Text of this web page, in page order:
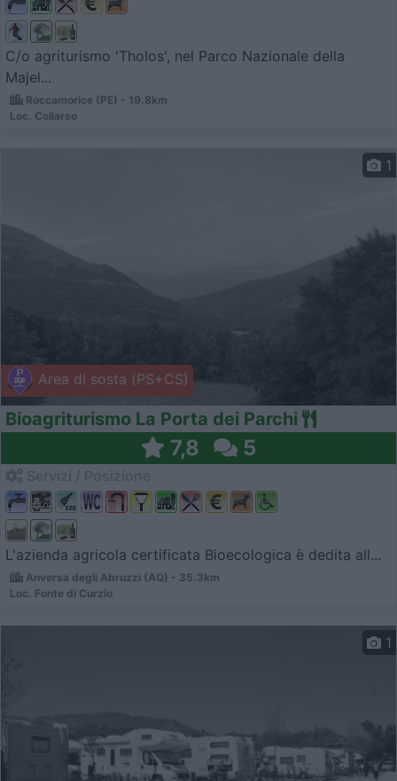
C/o agriturismo 'Tholos', nel Parco Nazionale della
Majel...
Roccamorice (PE) - 19.8km
Loc. Collarso
Area di sosta (PS+CS)
1
Bioagriturismo La Porta dei Parchi
7,8 5
L'azienda agricola certificata Bioecologica è dedita all...
Anversa degli Abruzzi (AQ) - 35.3km
Loc. Fonte di Curzio
1